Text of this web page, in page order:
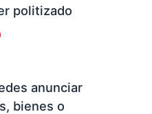
politizado
anunciar
bienes o